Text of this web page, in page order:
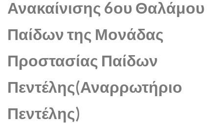
Ανακαίνισης 6ου Θαλάμου
Παίδων της Μονάδας
Προστασίας Παίδων
Πεντέλης(Αναρρωτήριο
Πεντέλης)